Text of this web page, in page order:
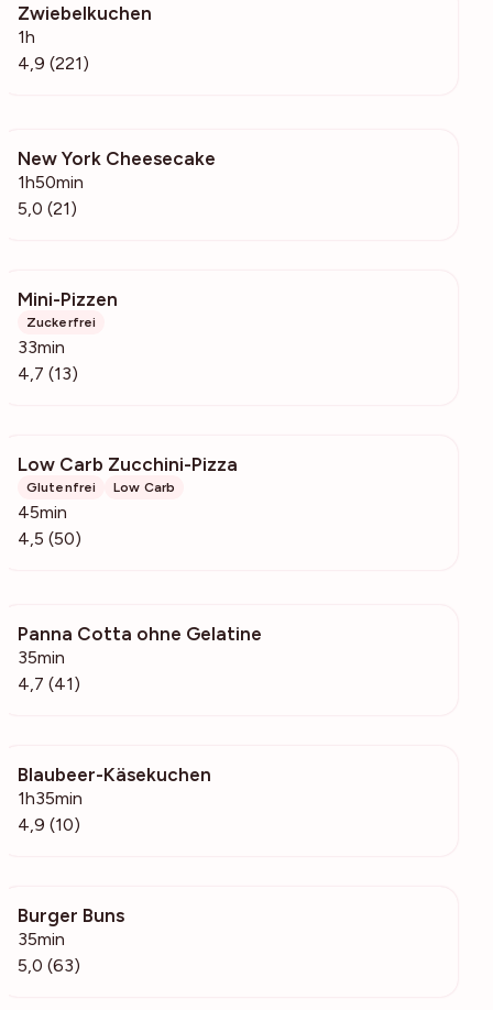
Zwiebelkuchen
1h
4,9 (221)
New York Cheesecake
1h50min
5,0 (21)
Mini-Pizzen
Zuckerfrei
33min
4,7 (13)
Low Carb Zucchini-Pizza
Glutenfrei Low Carb
45min
4,5 (50)
Panna Cotta ohne Gelatine
35min
4,7 (41)
Blaubeer-Käsekuchen
1h35min
4,9 (10)
Burger Buns
35min
5,0 (63)